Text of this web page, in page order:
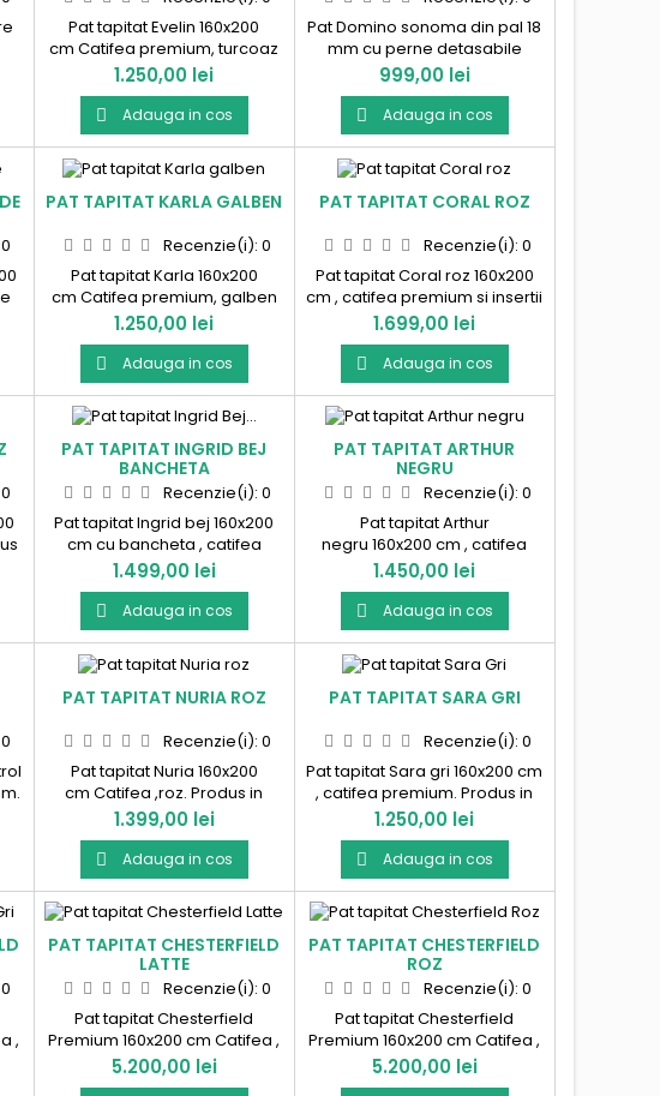
Pat tapitat Evelin 160x200
cm Catifea premium, turcoaz
Produs in Romania!
Pret
1.250,00 lei
 Adauga in cos
Pat Domino sonoma din pal 18
mm cu perne detasabile
catifea maro/bej Produs in
Romania!
Pret
999,00 lei
 Adauga in cos
0
PAT TAPITAT KARLA GALBEN
Recenzie(i):0
Pat tapitat Karla 160x200
cm Catifea premium, galben
Produs in Romania!
Pret
1.250,00 lei
 Adauga in cos
PAT TAPITAT CORAL ROZ
Recenzie(i):0
Pat tapitat Coral roz 160x200
cm , catifea premium si insertii
aurii. Produs in Romania !
Pret
1.699,00 lei
 Adauga in cos
0
PAT TAPITAT INGRID BEJ
BANCHETA
Recenzie(i):0
Pat tapitat Ingrid bej 160x200
cm cu bancheta , catifea
premium. Produs in Romania !
Pret
1.499,00 lei
 Adauga in cos
PAT TAPITAT ARTHUR
NEGRU
Recenzie(i):0
Pat tapitat Arthur
negru 160x200 cm , catifea
premium si insertii aurii.
Produs in Romania !
Pret
1.450,00 lei
 Adauga in cos
0
PAT TAPITAT NURIA ROZ
Recenzie(i):0
Pat tapitat Nuria 160x200
cm Catifea ,roz. Produs in
Romania!
Pret
1.399,00 lei
 Adauga in cos
PAT TAPITAT SARA GRI
Recenzie(i):0
Pat tapitat Sara gri 160x200 cm
, catifea premium. Produs in
Romania !
Pret
1.250,00 lei
 Adauga in cos
0
,
PAT TAPITAT CHESTERFIELD
LATTE
Recenzie(i):0
Pat tapitat Chesterfield
Premium 160x200 cm Catifea ,
latte cu somiera rabatabila si
lada depozitare. Produs in
Pret
5.200,00 lei
PAT TAPITAT CHESTERFIELD
ROZ
Recenzie(i):0
Pat tapitat Chesterfield
Premium 160x200 cm Catifea ,
roz cu somiera rabatabila si
lada depozitare. Produs in
Pret
5.200,00 lei